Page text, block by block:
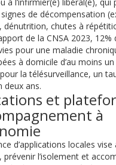
de décompensation
dénutrition, chutes à
de la CNSA 2023, 12%
pour une maladie
à domicile d’au moins
la télésurveillance, un
deux ans.
et
à
d’applications locales
prévenir l’isolement et